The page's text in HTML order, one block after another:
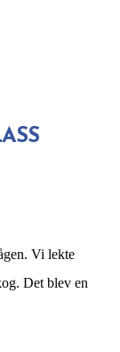
Vi lekte
Det blev en